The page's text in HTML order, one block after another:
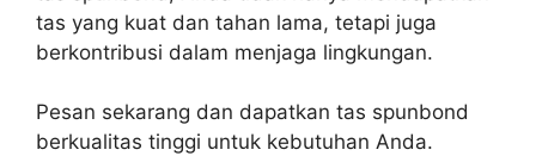
tas yang kuat dan tahan lama, tetapi juga
berkontribusi dalam menjaga lingkungan.
Pesan sekarang dan dapatkan tas spunbond
berkualitas tinggi untuk kebutuhan Anda.